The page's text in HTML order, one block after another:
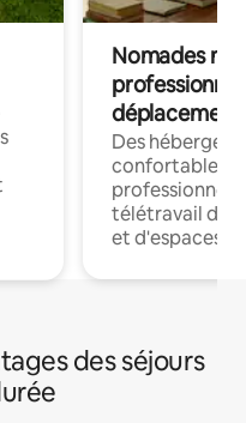
Nomades
déplacement
Des
confortables
professionnels
télétravail
et d'espaces
des séjours